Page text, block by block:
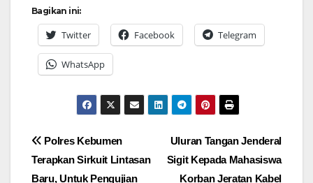
Bagikan ini:
Twitter Facebook Telegram
WhatsApp
Navigasi
pos
Uluran Tangan Jenderal
Sigit Kepada Mahasiswa
Korban Jeratan Kabel
Polres Kebumen
Terapkan Sirkuit Lintasan
Baru, Untuk Pengujian